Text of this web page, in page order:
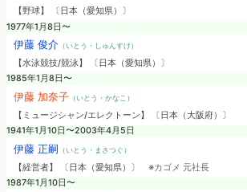
【野球】 〔日本（愛知県）〕
1977年1月8日〜
伊藤 俊介（いとう・しゅんすけ）
【水泳競技/競泳】 〔日本（愛知県）〕
1985年1月8日〜
伊藤 加奈子（いとう・かなこ）
【ミュージシャン/エレクトーン】 〔日本（大阪府）〕
1941年1月10日〜2003年4月5日
伊藤 正嗣 （いとう・まさつぐ）
【経営者】 〔日本（愛知県）〕 ※カゴメ 元社長
1987年1月10日〜